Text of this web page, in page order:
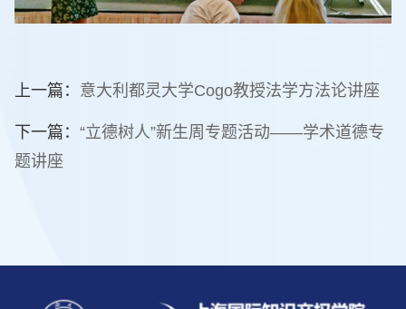
上一篇： 意大利都灵大学Cogo教授法学方法论讲座
下一篇： “立德树人”新生周专题活动——学术道德专
题讲座